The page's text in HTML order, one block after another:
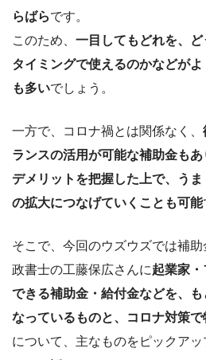
らばらです。
このため、 一目してもどれを、
タイミングで使えるのかなどが
も多いでしょう。
一方で、コロナ禍とは関係なく、
ランスの活用が可能な補助金もあ
デメリットを把握した上で、う
の拡大につなげていくことも可能
そこで、今回のウズウズでは補
政書士の工藤保広さんに起業家・
できる補助金・給付金などを、
なっているものと、コロナ対策
について、主なものをピックア